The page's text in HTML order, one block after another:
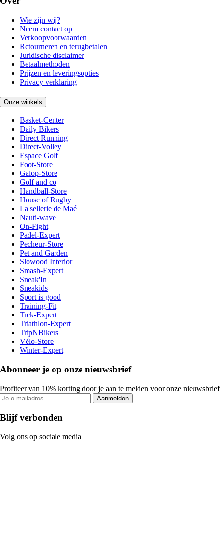
Wie zijn wij?
Neem contact op
Verkoopvoorwaarden
Retourneren en terugbetalen
Juridische disclaimer
Betaalmethoden
Prijzen en leveringsopties
Privacy verklaring
Onze winkels
Basket-Center
Daily Bikers
Direct Running
Direct-Volley
Espace Golf
Foot-Store
Galop-Store
Golf and co
Handball-Store
House of Rugby
La sellerie de Maé
Nauti-wave
On-Fight
Padel-Expert
Pecheur-Store
Pet and Garden
Slowood Interior
Smash-Expert
Sneak'In
Sneakids
Sport is good
Training-Fit
Trek-Expert
Triathlon-Expert
TripNBikers
Vélo-Store
Winter-Expert
Abonneer je op onze nieuwsbrief
Profiteer van 10% korting door je aan te melden voor onze nieuwsbrief
Aanmelden
Blijf verbonden
Volg ons op sociale media